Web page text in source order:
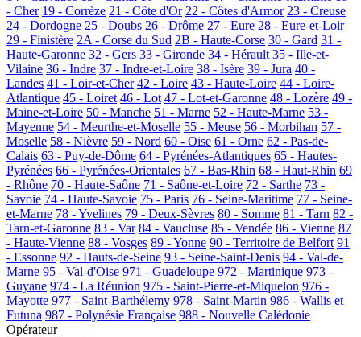
- Cher 19 - Corrèze 21 - Côte d'Or 22 - Côtes d'Armor 23 - Creuse
24 - Dordogne 25 - Doubs 26 - Drôme 27 - Eure 28 - Eure-et-Loir
29 - Finistère 2A - Corse du Sud 2B - Haute-Corse 30 - Gard 31 -
Haute-Garonne 32 - Gers 33 - Gironde 34 - Hérault 35 - Ille-et-
Vilaine 36 - Indre 37 - Indre-et-Loire 38 - Isère 39 - Jura 40 -
Landes 41 - Loir-et-Cher 42 - Loire 43 - Haute-Loire 44 - Loire-
Atlantique 45 - Loiret 46 - Lot 47 - Lot-et-Garonne 48 - Lozère 49 -
Maine-et-Loire 50 - Manche 51 - Marne 52 - Haute-Marne 53 -
Mayenne 54 - Meurthe-et-Moselle 55 - Meuse 56 - Morbihan 57 -
Moselle 58 - Nièvre 59 - Nord 60 - Oise 61 - Orne 62 - Pas-de-
Calais 63 - Puy-de-Dôme 64 - Pyrénées-Atlantiques 65 - Hautes-
Pyrénées 66 - Pyrénées-Orientales 67 - Bas-Rhin 68 - Haut-Rhin 69
- Rhône 70 - Haute-Saône 71 - Saône-et-Loire 72 - Sarthe 73 -
Savoie 74 - Haute-Savoie 75 - Paris 76 - Seine-Maritime 77 - Seine-
et-Marne 78 - Yvelines 79 - Deux-Sèvres 80 - Somme 81 - Tarn 82 -
Tarn-et-Garonne 83 - Var 84 - Vaucluse 85 - Vendée 86 - Vienne 87
- Haute-Vienne 88 - Vosges 89 - Yonne 90 - Territoire de Belfort 91
- Essonne 92 - Hauts-de-Seine 93 - Seine-Saint-Denis 94 - Val-de-
Marne 95 - Val-d'Oise 971 - Guadeloupe 972 - Martinique 973 -
Guyane 974 - La Réunion 975 - Saint-Pierre-et-Miquelon 976 -
Mayotte 977 - Saint-Barthélemy 978 - Saint-Martin 986 - Wallis et
Futuna 987 - Polynésie Française 988 - Nouvelle Calédonie
Opérateur